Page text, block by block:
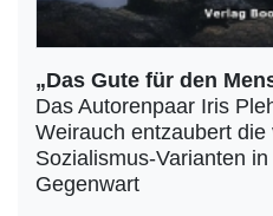
„Das Gute für den
Das Autorenpaar Iris
Weirauch entzaubert die
Sozialismus-Varianten
Gegenwart